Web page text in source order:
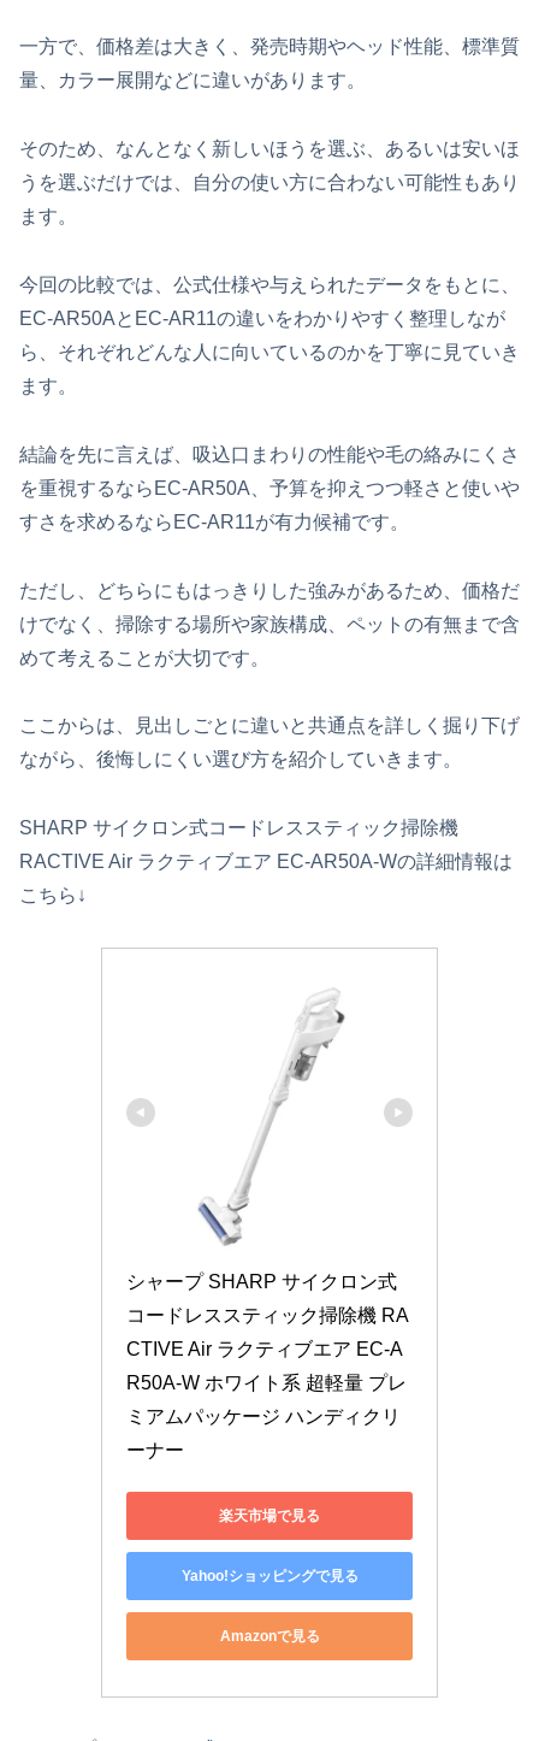
一方で、価格差は大きく、発売時期やヘッド性能、標準質
量、カラー展開などに違いがあります。
そのため、なんとなく新しいほうを選ぶ、あるいは安いほ
うを選ぶだけでは、自分の使い方に合わない可能性もあり
ます。
今回の比較では、公式仕様や与えられたデータをもとに、
EC-AR50AとEC-AR11の違いをわかりやすく整理しなが
ら、それぞれどんな人に向いているのかを丁寧に見ていき
ます。
結論を先に言えば、吸込口まわりの性能や毛の絡みにくさ
を重視するならEC-AR50A、予算を抑えつつ軽さと使いや
すさを求めるならEC-AR11が有力候補です。
ただし、どちらにもはっきりした強みがあるため、価格だ
けでなく、掃除する場所や家族構成、ペットの有無まで含
めて考えることが大切です。
ここからは、見出しごとに違いと共通点を詳しく掘り下げ
ながら、後悔しにくい選び方を紹介していきます。
SHARP サイクロン式コードレススティック掃除機
RACTIVE Air ラクティブエア EC-AR50A-Wの詳細情報は
こちら↓
シャープ SHARP サイクロン式
コードレススティック掃除機 RA
CTIVE Air ラクティブエア EC-A
R50A-W ホワイト系 超軽量 プレ
ミアムパッケージ ハンディクリ
ーナー
楽天市場で見る
Yahoo!ショッピングで見る
Amazonで見る